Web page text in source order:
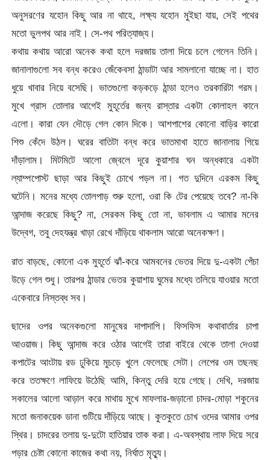
অনুসরণের যহোন কিছু আর না থাহে, লক্ষ্য যহোন মুইছা যায়, সেই পথের
মতো ভুলপথ আর নাই। সে-পথ পরিত্যাজ্য।
কথায় কথায় আরো অনেক কথা হলে দরজায় তালা দিয়ে চলে গেলেন তিনি।
জানালাগুলো সব বন্ধ করেও জেঁকেবসা ঠান্ডাটা আর সামলানো যাচ্ছে না। হাত
ধুয়ে খাবার নিয়ে বসেছি। ভাতগুলো কড়কড়ে ঠান্ডা হলেও তরকারিটা গরম।
মুখে গ্রাস তোলার আগেই মুহূর্তের জন্য রাস্তার একটা কোলাহল কানে
এলো। কারা যেন দৌড়ে গেল কোন দিকে। আশপাশের কোনো বাড়ির কারো
শিশু কেঁদে উঠল। ঘরের বাতিটা বন্ধ করে ভাতমাখা হাতে জানালায় গিয়ে
দাঁড়ালাম। মিটমিটে আলো জ্বেলে দূরে কুয়াশার ঘন অন্ধকারে একটা
ল্যাম্পপোস্ট ছাড়া আর কিছুই চোখে পড়ল না। গত দুদিনে এরকম কিছু
ঘটেনি। মনের মধ্যে তোলপাড় শুরু হলো, ওরা কি টের পেয়েছে তবে? না-কি
আন্দাজ করেছে কিছু? না, সেরকম কিছু তো না, ভাবলাম এ আমার মনের
উদ্বেগ, তবু দেহযন্ত্র খাড়া রেখে দাঁড়িয়ে থাকলাম আরো অনেকক্ষণ।
রাত বাড়ছে, কোনো এক মুহূর্তে ঝাঁ-করে আমবনের ভেতর দিয়ে দু-একটা পেঁচা
উড়ে গেল শুধু। তারপর ঠান্ডার ভেতর কুয়াশায় ঘুমের মধ্যে তলিয়ে যাওয়ার মতো
একেবারে নিস্তব্ধ সব।
ছাদের ওপর অনেকগুলো মানুষের দাপাদাপি। ফিসফিস কথাবার্তার চাপা
আওয়াজ। কিছু আন্দাজ করে ওঠার আগেই তারা বাইরে থেকে তালা দেওয়া
কপাটের আংটায় রড ঢুকিয়ে মুচড়ে খুলে ফেলেছে সেটা। লেপের ওম তছনছ
করে ততক্ষণে লাফিয়ে উঠেছি আমি, কিন্তু দেরি হয়ে গেছে। দেখি, দরজায়
সকালের আলো আড়াল করে মাথায় মুখে মাফলার-জড়ানো চাদর-মোড়া শকুনের
মতো জনাকয়েক ডানা গুটিয়ে দাঁড়িয়ে আছে। কুতকুতে চোখ ওদের আমার ওপর
স্থির। চাদরের তলায় দু-দুটো হাতিয়ার তাক করা। এ-অবস্থায় লাফ দিয়ে সরে
পড়ার চেষ্টা কোনো কাজের কথা নয়, নির্ঘাত মৃত্যু।